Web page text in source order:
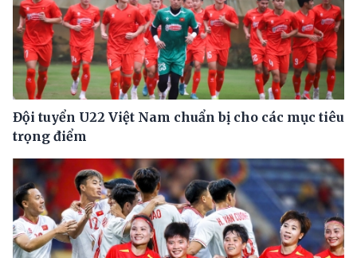
Đội tuyển U22 Việt Nam chuẩn bị cho các mục tiêu
trọng điểm